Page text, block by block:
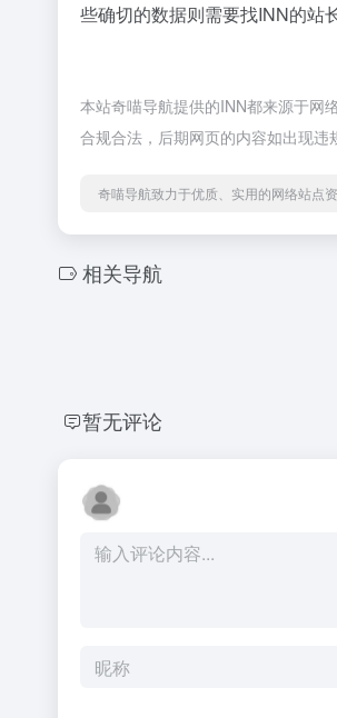
些确切的数据则需要找INN的站
本站奇喵导航提供的INN都来源于网
合规合法，后期网页的内容如出现违
奇喵导航致力于优质、实用的网络站点
相关导航
暂无评论